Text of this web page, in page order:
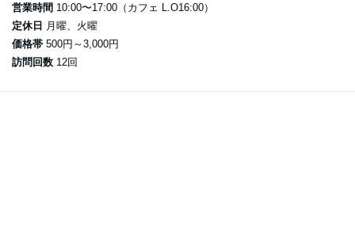
営業時間 10:00〜17:00（カフェ L.O16:00）
定休日
月曜、火曜
価格帯 500円～3,000円
訪問回数 12回